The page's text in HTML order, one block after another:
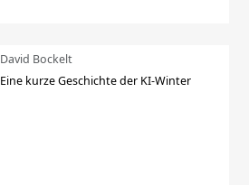
David Bockelt
Eine kurze Geschichte der KI-Winter